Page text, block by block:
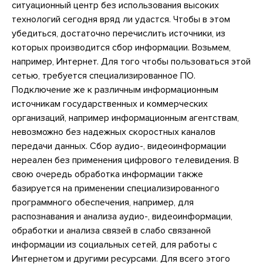
ситуационный центр без использования высоких
технологий сегодня вряд ли удастся. Чтобы в этом
убедиться, достаточно перечислить источники, из
которых производится сбор информации. Возьмем,
например, Интернет. Для того чтобы пользоваться этой
сетью, требуется специализированное ПО.
Подключение же к различным информационным
источникам государственных и коммерческих
организаций, например информационным агентствам,
невозможно без надежных скоростных каналов
передачи данных. Сбор аудио-, видеоинформации
нереален без применения цифрового телевидения. В
свою очередь обработка информации также
базируется на применении специализированного
программного обеспечения, например, для
распознавания и анализа аудио-, видеоинформации,
обработки и анализа связей в слабо связанной
информации из социальных сетей, для работы с
Интернетом и другими ресурсами. Для всего этого